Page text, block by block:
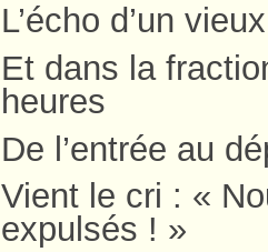
L’écho d’un
Et dans la
heures
De l’entrée au
Vient le cri : «
expulsés ! »